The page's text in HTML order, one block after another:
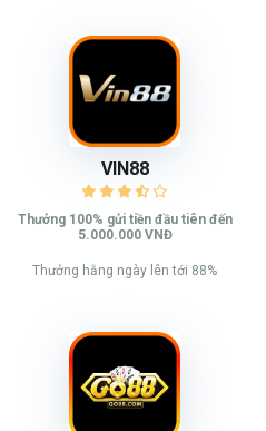
VIN88
Thưởng 100% gửi tiền đầu tiên đến
5.000.000 VNĐ
Thưởng hằng ngày lên tới 88%